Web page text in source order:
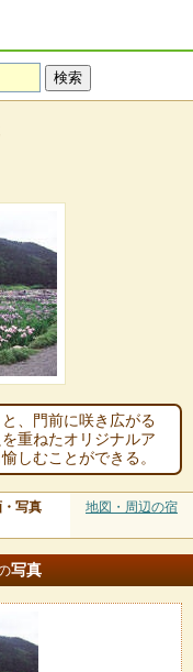
、門前に咲き広がる
重ねたオリジナルア
しむことができる。
写真 地図・周辺の宿
写真